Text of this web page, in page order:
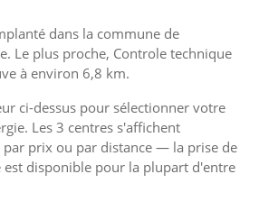
dans la commune de
Le plus proche, Controle technique
à environ 6,8 km.
ci-dessus pour sélectionner votre
Les 3 centres s'affichent
prix ou par distance — la prise de
est disponible pour la plupart d'entre